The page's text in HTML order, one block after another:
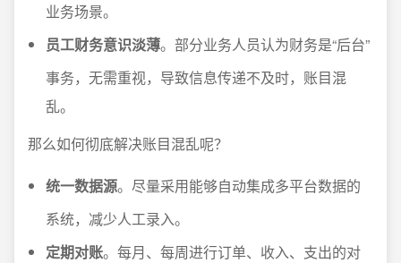
业务场景。
员工财务意识淡薄。部分业务人员认为财务是“后台”
事务，无需重视，导致信息传递不及时，账目混
乱。
那么如何彻底解决账目混乱呢？
统一数据源。尽量采用能够自动集成多平台数据的
系统，减少人工录入。
定期对账。每月、每周进行订单、收入、支出的对